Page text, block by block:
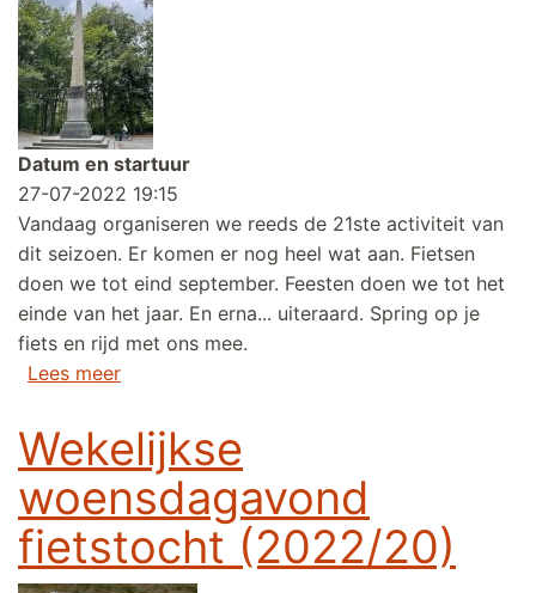
Datum en startuur
27-07-2022 19:15
Vandaag organiseren we reeds de 21ste activiteit van
dit seizoen. Er komen er nog heel wat aan. Fietsen
doen we tot eind september. Feesten doen we tot het
einde van het jaar. En erna... uiteraard. Spring op je
fiets en rijd met ons mee.
Lees meerover Wekelijkse woensdagavond fietstocht
Wekelijkse
woensdagavond
fietstocht (2022/20)